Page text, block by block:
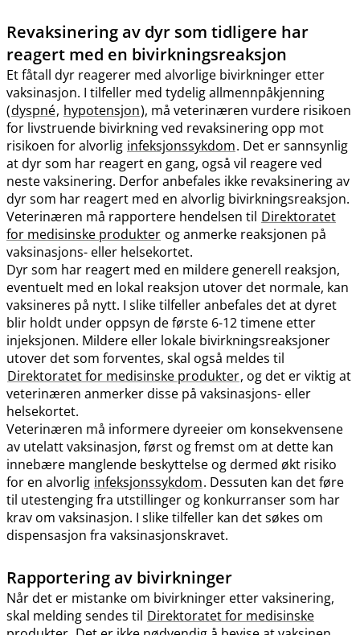
Revaksinering av dyr som tidligere har
reagert med en bivirkningsreaksjon
Et fåtall dyr reagerer med alvorlige bivirkninger etter
vaksinasjon. I tilfeller med tydelig allmennpåkjenning
(dyspné, hypotensjon), må veterinæren vurdere risikoen
for livstruende bivirkning ved revaksinering opp mot
risikoen for alvorlig infeksjonssykdom. Det er sannsynlig
at dyr som har reagert en gang, også vil reagere ved
neste vaksinering. Derfor anbefales ikke revaksinering av
dyr som har reagert med en alvorlig bivirkningsreaksjon.
Veterinæren må rapportere hendelsen til Direktoratet
for medisinske produkter og anmerke reaksjonen på
vaksinasjons- eller helsekortet.
Dyr som har reagert med en mildere generell reaksjon,
eventuelt med en lokal reaksjon utover det normale, kan
vaksineres på nytt. I slike tilfeller anbefales det at dyret
blir holdt under oppsyn de første 6-12 timene etter
injeksjonen. Mildere eller lokale bivirkningsreaksjoner
utover det som forventes, skal også meldes til
Direktoratet for medisinske produkter, og det er viktig at
veterinæren anmerker disse på vaksinasjons- eller
helsekortet.
Veterinæren må informere dyreeier om konsekvensene
av utelatt vaksinasjon, først og fremst om at dette kan
innebære manglende beskyttelse og dermed økt risiko
for en alvorlig infeksjonssykdom. Dessuten kan det føre
til utestenging fra utstillinger og konkurranser som har
krav om vaksinasjon. I slike tilfeller kan det søkes om
dispensasjon fra vaksinasjonskravet.
Rapportering av bivirkninger
Når det er mistanke om bivirkninger etter vaksinering,
skal melding sendes til Direktoratet for medisinske